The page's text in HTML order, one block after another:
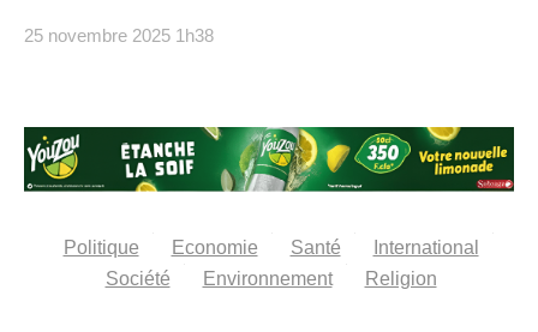
25 novembre 2025 1h38
Politique Economie Santé
International
Société
Environnement Religion